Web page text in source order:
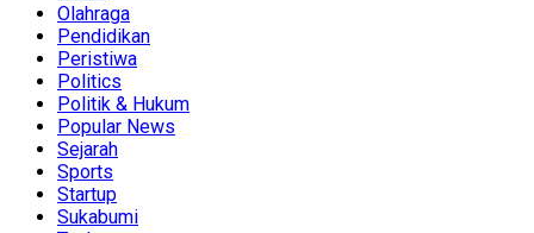
Olahraga
Pendidikan
Peristiwa
Politics
Politik & Hukum
Popular News
Sejarah
Sports
Startup
Sukabumi